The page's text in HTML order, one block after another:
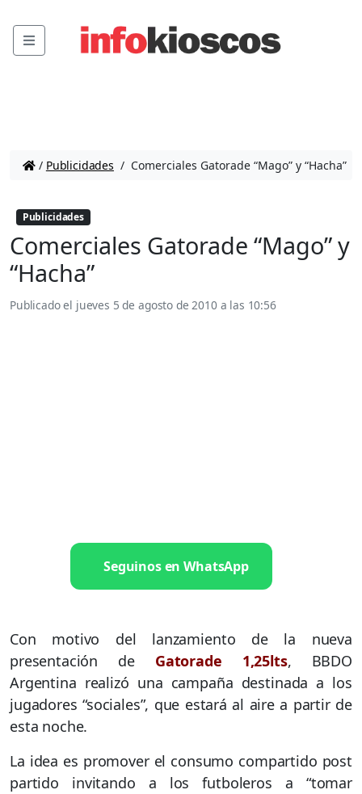
Menu
/ Publicidades / Comerciales Gatorade “Mago” y “Hacha”
Publicidades
Comerciales Gatorade “Mago” y
“Hacha”
Publicado el jueves 5 de agosto de 2010 a las 10:56
Seguinos en WhatsApp
Con motivo del lanzamiento de la nueva
presentación de Gatorade 1,25lts, BBDO
Argentina realizó una campaña destinada a los
jugadores “sociales”, que estará al aire a partir de
esta noche.
La idea es promover el consumo compartido post
partido invitando a los futboleros a “tomar